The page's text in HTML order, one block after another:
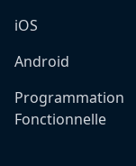
iOS
Android
Programmation
Fonctionnelle